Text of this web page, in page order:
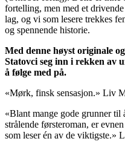
fortelling, men med et
lag, og vi som lesere trekkes
og spennende historie.
Med denne høyst originale
Statovci seg inn i rekken av
å følge med på.
«Mørk, finsk sensasjon.» Liv
«Blant mange gode grunner til
strålende førsteroman, er
som leser én av de viktigste.»